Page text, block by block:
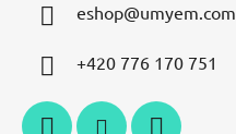
eshop@umyem.com
+420 776 170 751